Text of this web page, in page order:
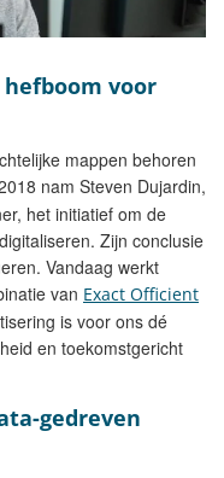
voor
mappen behoren
nam Steven Dujardin,
het initiatief om de
Zijn conclusie
Vandaag werkt
van Exact Officient
is voor ons dé
en toekomstgericht
gedreven